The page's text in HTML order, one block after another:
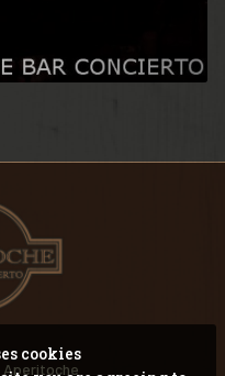
Aperitoche
cookies